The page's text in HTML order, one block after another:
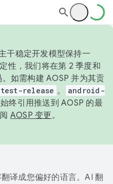
干稳定开发模型保持一
性，我们将在第 2 季度和
如需构建 AOSP 并为其贡
release 。
android-
终引用推送到 AOSP 的最
AOSP 变更。
译成您偏好的语言。AI 翻